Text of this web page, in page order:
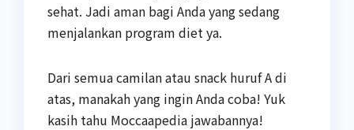
sehat. Jadi aman bagi Anda yang sedang
menjalankan program diet ya.
Dari semua camilan atau snack huruf A di
atas, manakah yang ingin Anda coba! Yuk
kasih tahu Moccaapedia jawabannya!